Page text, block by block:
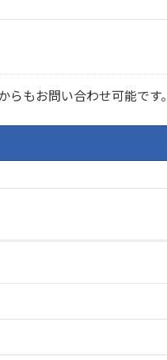
もお問い合わせ可能です。